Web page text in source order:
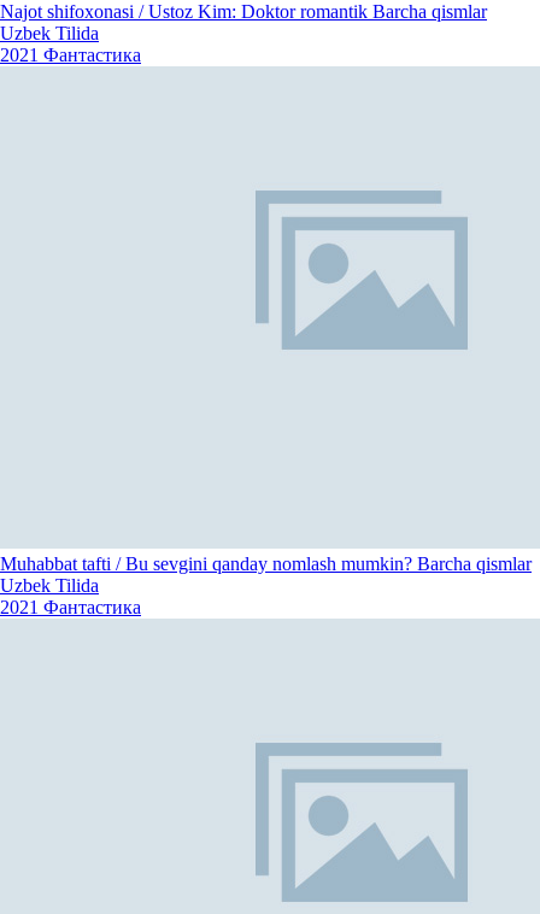
Najot shifoxonasi / Ustoz Kim: Doktor romantik Barcha qismlar
Uzbek Tilida
2021 Фантастика
Muhabbat tafti / Bu sevgini qanday nomlash mumkin? Barcha qismlar
Uzbek Tilida
2021 Фантастика